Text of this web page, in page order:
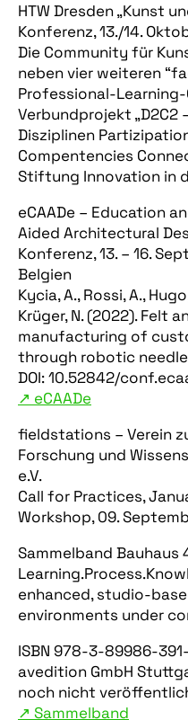
HTW Dresden „Kunst
Konferenz, 13./14.
Die Community für
neben vier weiteren
Professional-Learning-
Verbundprojekt „D2C2
Disziplinen
Compentencies
Stiftung Innovation in
eCAADe – Education
Aided Architectural
Konferenz, 13. – 16.
Belgien
Kycia, A., Rossi, A.,
Krüger, N. (2022). Felt
manufacturing of
through robotic
DOI: 10.52842/
↗︎ eCAADe
fieldstations – Verein
Forschung und
e.V.
Call for Practices,
Workshop, 09.
Sammelband Bauhaus
enhanced, studio-
environments under
ISBN 978-3-89986-
avedition GmbH
noch nicht
↗︎ Sammelband